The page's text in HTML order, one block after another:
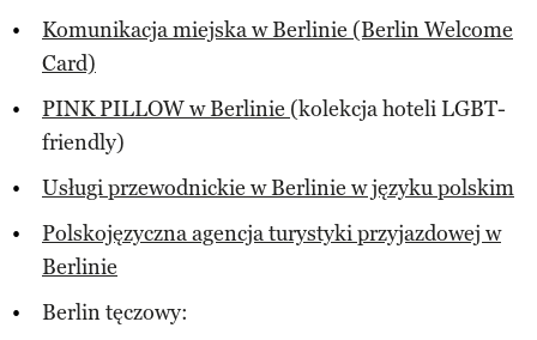
Komunikacja miejska w Berlinie (Berlin Welcome
Card)
PINK PILLOW w Berlinie (kolekcja hoteli LGBT-
friendly)
Usługi przewodnickie w Berlinie w języku polskim
Polskojęzyczna agencja turystyki przyjazdowej w
Berlinie
Berlin tęczowy: